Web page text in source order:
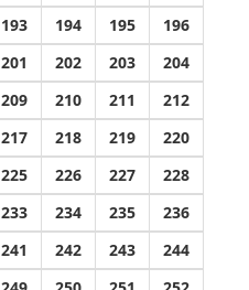
193 194 195
196
201 202 203
204
209 210 211
212
217 218 219
220
225 226 227
228
233 234 235
236
241 242 243
244